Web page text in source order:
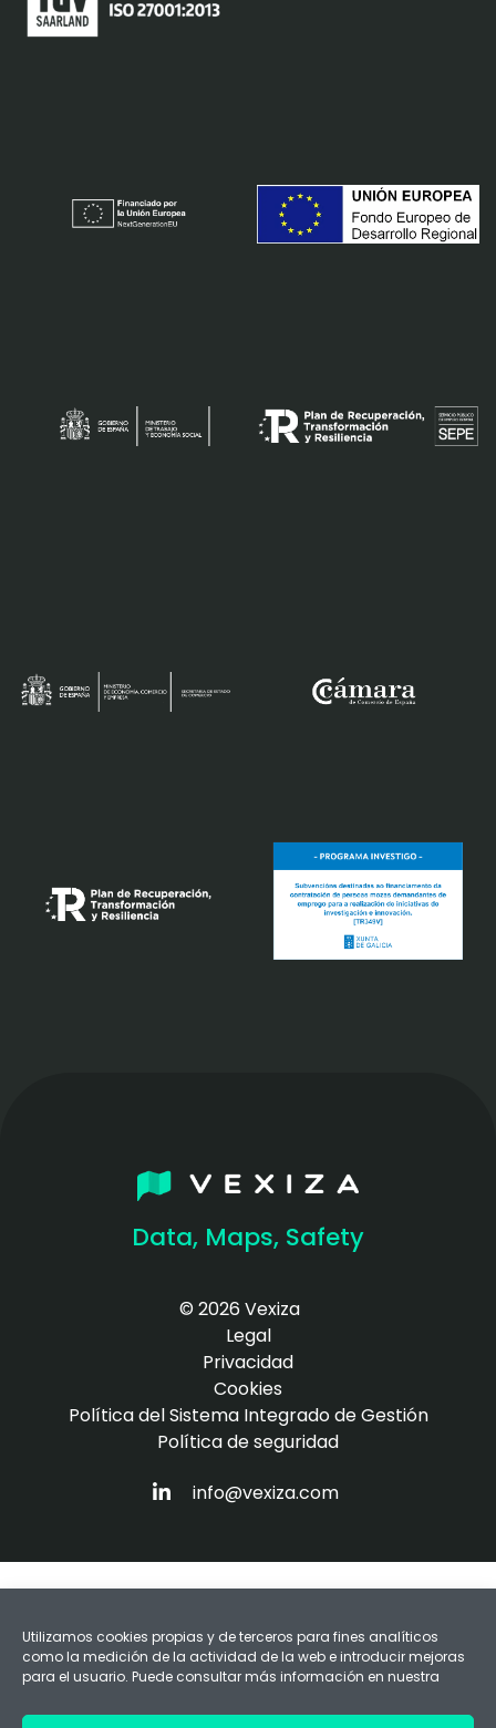
Utilizamos cookies propias y de terceros para fines analíticos
como la medición de la actividad de la web e introducir mejoras
para el usuario. Puede consultar más información en nuestra
Data, Maps, Safety
© 2026 Vexiza
Legal
Privacidad
Cookies
Política del Sistema Integrado de Gestión
Política de seguridad
HTTPS://WWW.LINKEDIN.COM/
info@vexiza.com